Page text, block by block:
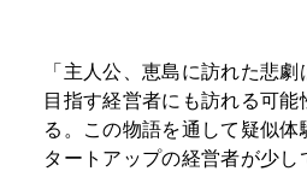
「主人公、恵島に訪れた悲
目指す経営者にも訪れる可
る。この物語を通して疑似
タートアップの経営者が少し